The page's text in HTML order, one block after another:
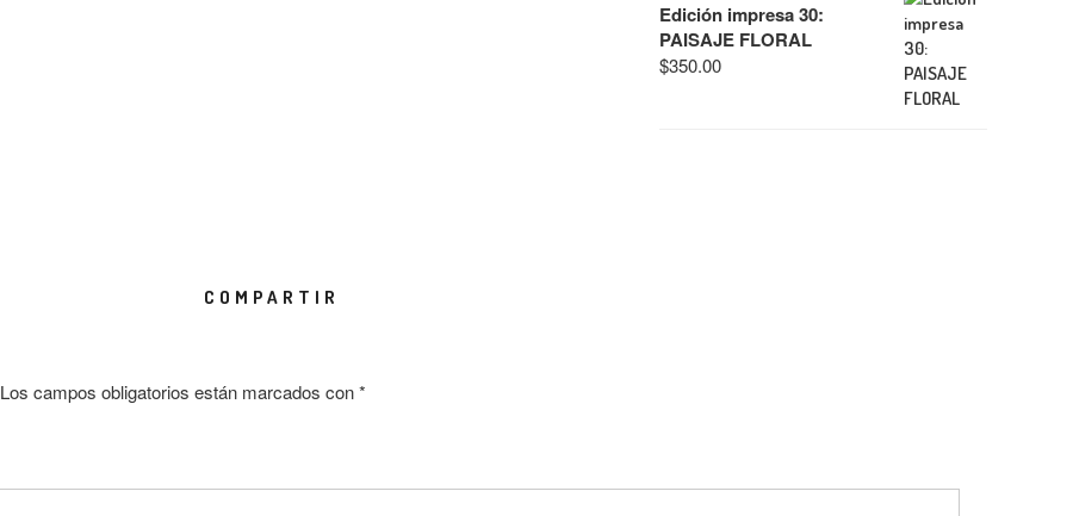
Edición impresa 30:
PAISAJE FLORAL
$350.00
COMPARTIR
Los campos obligatorios están marcados con*